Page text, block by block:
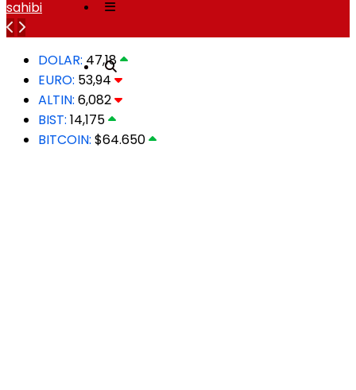
sahibi
DOLAR: 47,18
EURO: 53,94
ALTIN: 6,082
BIST: 14,175
BITCOIN: $64.650